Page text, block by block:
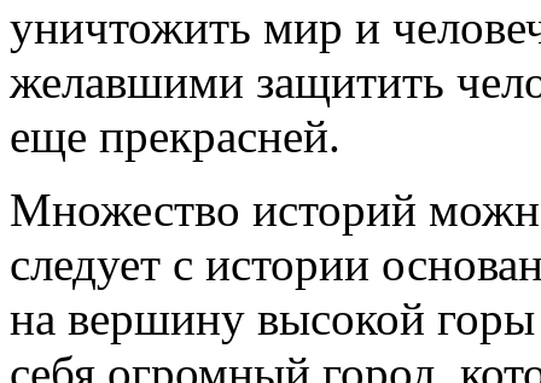
уничтожить мир и
желавшими защитить
еще прекрасней.
Множество историй
следует с истории
на вершину высокой